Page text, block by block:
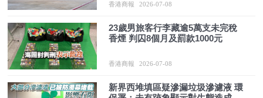
香港商報 2026-07-08
23歲男旅客行李藏逾5萬支未完稅
香煙 判囚8個月及罰款1000元
香港商報 2026-07-08
新界西堆填區疑滲漏垃圾滲濾液 環